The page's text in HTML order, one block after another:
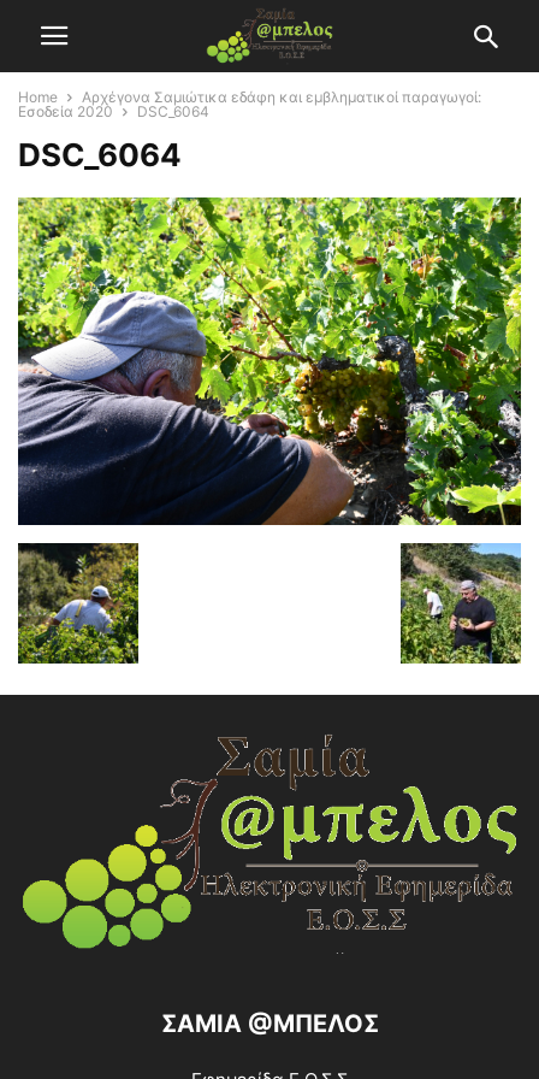
Home
Αρχέγονα Σαμιώτικα εδάφη και εμβληματικοί παραγωγοί:
Εσοδεία 2020
DSC_6064
DSC_6064
ΣΑΜΙΑ @ΜΠΕΛΟΣ